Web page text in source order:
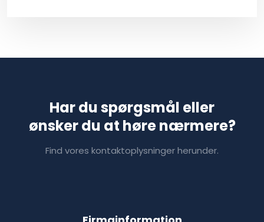
Har du spørgsmål eller
​ønsker du at høre nærmere?
Find vores kontaktoplysninger herunder.